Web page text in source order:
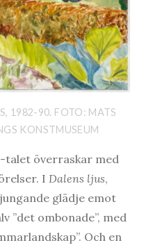
1982-90. FOTO: MATS
KONSTMUSEUM
talet överraskar med
I Dalens ljus,
glädje emot
”det ombonade”, med
Och en